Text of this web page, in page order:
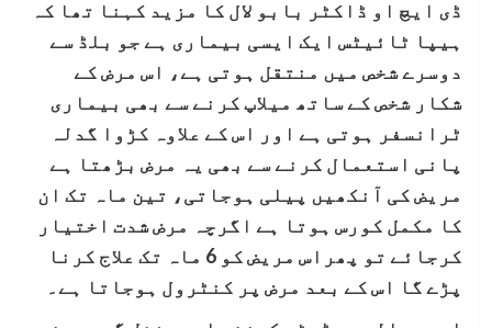
ڈی ایچ او ڈاکٹر بابو لال کا مزید کہنا تھا کہ
ہیپا ٹائیٹس ایک ایسی بیماری ہے جو بلڈ سے
دوسرے شخص میں منتقل ہوتی ہے، اس مرض کے
شکار شخص کے ساتھ میلاپ کرنے سے بھی بیماری
ٹرانسفر ہوتی ہے اور اس کے علاوہ کڑوا گدلہ
پانی استعمال کرنے سے بھی یہ مرض بڑھتا ہے
مریض کی آنکھیں پیلی ہوجاتی، تین ماہ تک ان
کا مکمل کورس ہوتا ہے اگرچہ مرض شدت اختیار
کرجائے تو پھراس مریض کو 6 ماہ تک علاج کرنا
پڑے گا اس کے بعد مرض پر کنٹرول ہوجاتا ہے۔